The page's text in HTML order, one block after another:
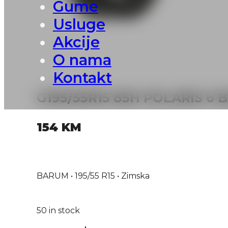
Gume
Usluge
Akcije
O nama
Kontakt
G195/55R15 85H POLARIS 6
154 KM
BARUM • 195/55 R15 • Zimska
50 in stock